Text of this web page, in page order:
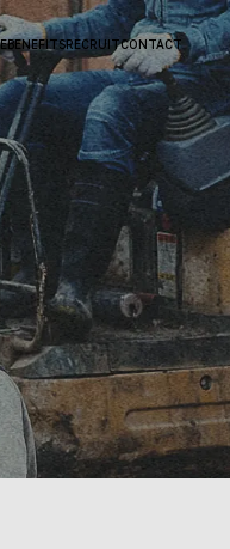
BENEFITSRECRUITCONTACT